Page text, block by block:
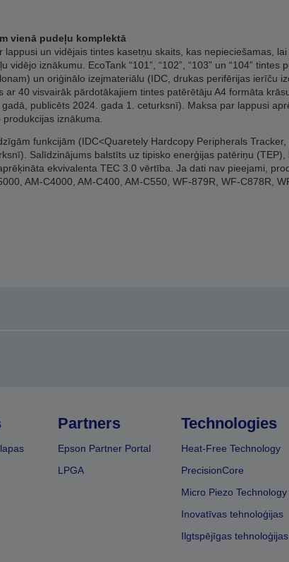
vienā pudeļu komplektā
un vidējais tintes kasetņu skaits, kas nepieciešamas,
vidējo iznākumu. EcoTank “101”, “102”, “103” un “104”
un oriģinālo izejmateriālu (IDC, drukas perifērijas ierīču
40 visvairāk pārdotākajiem tintes patērētāju A4 formāta
publicēts 2024. gada 1. ceturksnī). Maksa par lappusi
iznākuma.
funkcijām (IDC<Quaretely Hardcopy Peripherals Tracker,
Salīdzinājums balstīts uz tipisko enerģijas patēriņu (TEP),
ekvivalenta TEC 3.0 vērtība. Ja dati nav pieejami,
AM-C4000, AM-C400, AM-C550, WF-879R, WF-C878R,
Partners
Epson Partner Portal
LPGA
Technologies
Heat-Free Technology
PrecisionCore
Micro Piezo Technology
Inovatīvas tehnoloģijas
Ilgtspējīgas tehnoloģijas